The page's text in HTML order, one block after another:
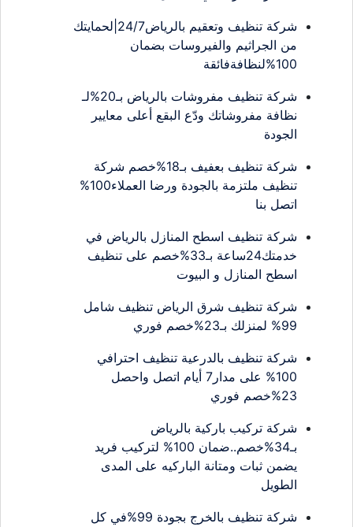
شركة تنظيف وتعقيم بالرياض24/7|لحمايتك
من الجراثيم والفيروسات بضمان
100%لنظافةفائقة
شركة تنظيف مفروشات بالرياض بـ20%لـ
نظافة مفروشاتك ودّع البقع أعلى معايير
الجودة
شركة تنظيف بعفيف بـ18%خصم شركة
تنظيف ملتزمة بالجودة ورضا العملاء100%
اتصل بنا
شركة تنظيف اسطح المنازل بالرياض في
خدمتك24ساعة بـ33%خصم على تنظيف
اسطح المنازل و البيوت
شركة تنظيف شرق الرياض تنظيف شامل
99% لمنزلك بـ23%خصم فوري
شركة تنظيف بالدرعية تنظيف احترافي
100% على مدار7 أيام اتصل واحصل
23%خصم فوري
شركة تركيب باركية بالرياض
بـ34%خصم..ضمان 100% لتركيب فريد
يضمن ثبات ومتانة الباركيه على المدى
الطويل
شركة تنظيف بالخرج بجودة 99%في كل